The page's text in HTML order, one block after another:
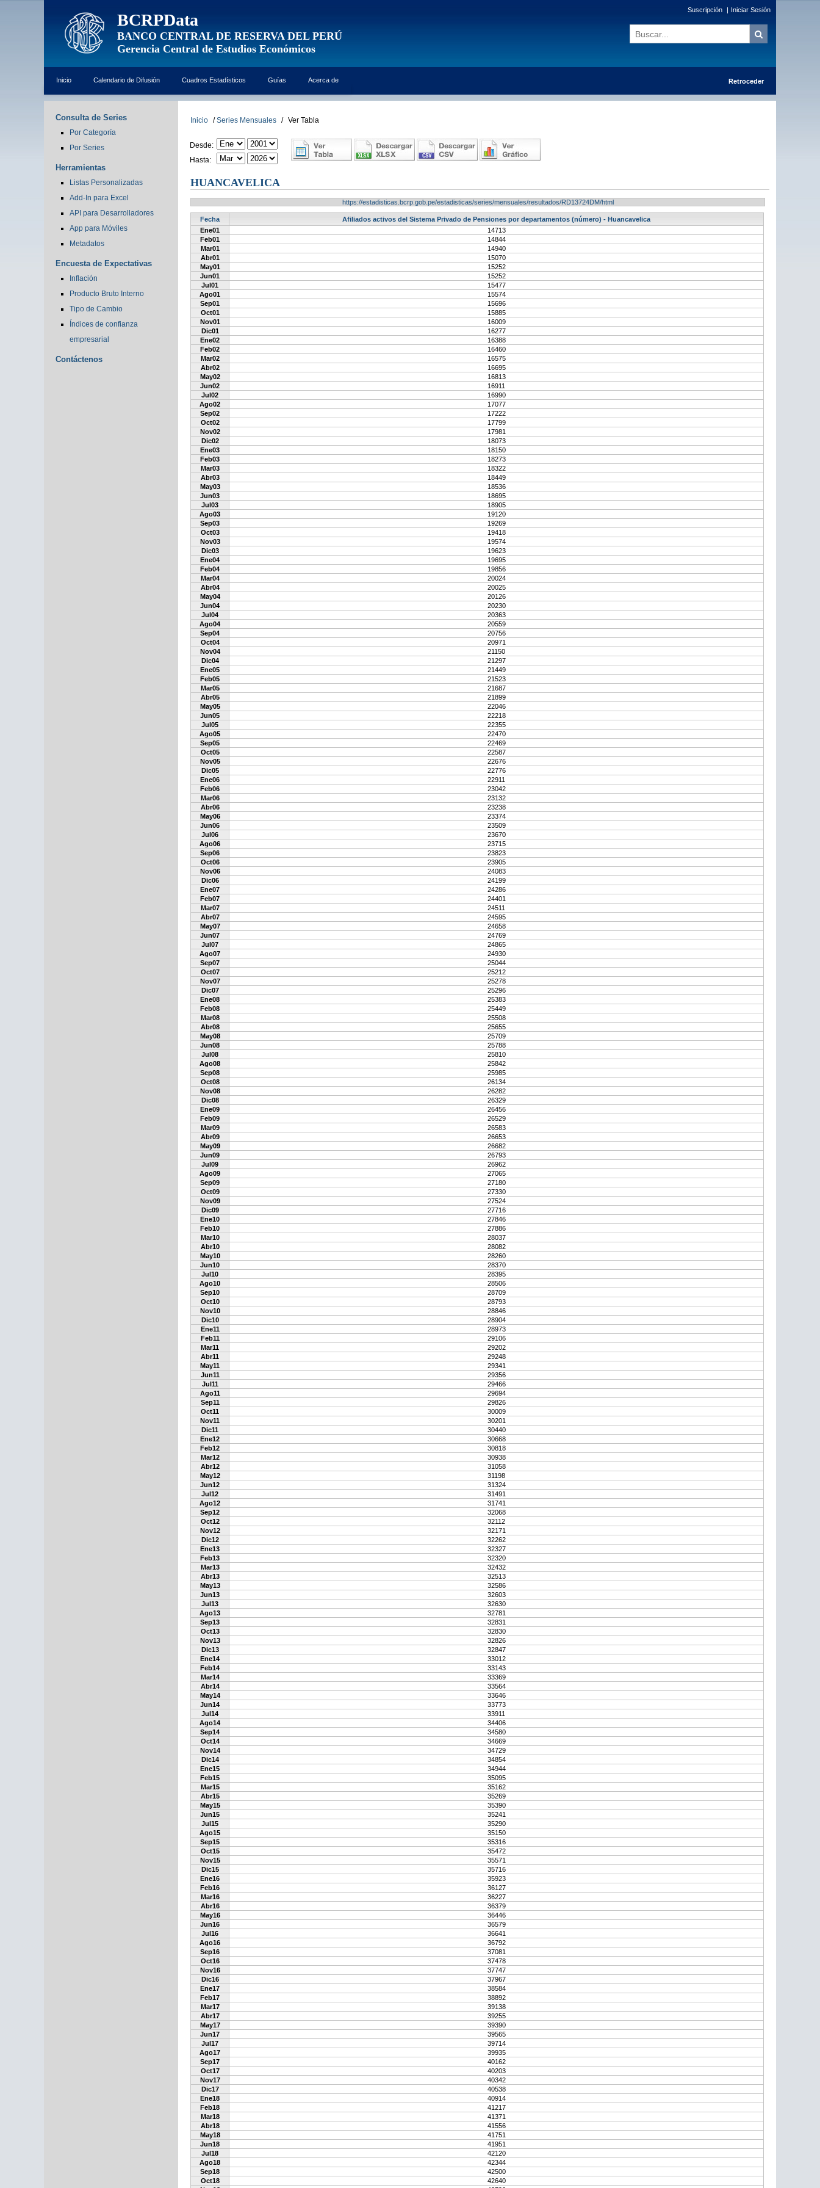
BCRPData
BANCO CENTRAL DE RESERVA DEL PERÚ
Gerencia Central de Estudios Económicos
Suscripción | Iniciar Sesión
Inicio Calendario de Difusión Cuadros Estadísticos Guías Acerca de Retroceder
Consulta de Series
Por Categoría
Por Series
Herramientas
Listas Personalizadas
Add-In para Excel
API para Desarrolladores
App para Móviles
Metadatos
Encuesta de Expectativas
Inflación
Producto Bruto Interno
Tipo de Cambio
Índices de confianza
empresarial
Contáctenos
Inicio / Series Mensuales / Ver Tabla
Desde:
Hasta:
HUANCAVELICA
https://estadisticas.bcrp.gob.pe/estadisticas/series/mensuales/resultados/RD13724DM/html
Fecha
Afiliados activos del Sistema Privado de Pensiones por departamentos (número) - Huancavelica
Ene01
14713
Feb01
14844
Mar01
14940
Abr01
15070
May01
15252
Jun01
15252
Jul01
15477
Ago01
15574
Sep01
15696
Oct01
15885
Nov01
16009
Dic01
16277
Ene02
16388
Feb02
16460
Mar02
16575
Abr02
16695
May02
16813
Jun02
16911
Jul02
16990
Ago02
17077
Sep02
17222
Oct02
17799
Nov02
17981
Dic02
18073
Ene03
18150
Feb03
18273
Mar03
18322
Abr03
18449
May03
18536
Jun03
18695
Jul03
18905
Ago03
19120
Sep03
19269
Oct03
19418
Nov03
19574
Dic03
19623
Ene04
19695
Feb04
19856
Mar04
20024
Abr04
20025
May04
20126
Jun04
20230
Jul04
20363
Ago04
20559
Sep04
20756
Oct04
20971
Nov04
21150
Dic04
21297
Ene05
21449
Feb05
21523
Mar05
21687
Abr05
21899
May05
22046
Jun05
22218
Jul05
22355
Ago05
22470
Sep05
22469
Oct05
22587
Nov05
22676
Dic05
22776
Ene06
22911
Feb06
23042
Mar06
23132
Abr06
23238
May06
23374
Jun06
23509
Jul06
23670
Ago06
23715
Sep06
23823
Oct06
23905
Nov06
24083
Dic06
24199
Ene07
24286
Feb07
24401
Mar07
24511
Abr07
24595
May07
24658
Jun07
24769
Jul07
24865
Ago07
24930
Sep07
25044
Oct07
25212
Nov07
25278
Dic07
25296
Ene08
25383
Feb08
25449
Mar08
25508
Abr08
25655
May08
25709
Jun08
25788
Jul08
25810
Ago08
25842
Sep08
25985
Oct08
26134
Nov08
26282
Dic08
26329
Ene09
26456
Feb09
26529
Mar09
26583
Abr09
26653
May09
26682
Jun09
26793
Jul09
26962
Ago09
27065
Sep09
27180
Oct09
27330
Nov09
27524
Dic09
27716
Ene10
27846
Feb10
27886
Mar10
28037
Abr10
28082
May10
28260
Jun10
28370
Jul10
28395
Ago10
28506
Sep10
28709
Oct10
28793
Nov10
28846
Dic10
28904
Ene11
28973
Feb11
29106
Mar11
29202
Abr11
29248
May11
29341
Jun11
29356
Jul11
29466
Ago11
29694
Sep11
29826
Oct11
30009
Nov11
30201
Dic11
30440
Ene12
30668
Feb12
30818
Mar12
30938
Abr12
31058
May12
31198
Jun12
31324
Jul12
31491
Ago12
31741
Sep12
32068
Oct12
32112
Nov12
32171
Dic12
32262
Ene13
32327
Feb13
32320
Mar13
32432
Abr13
32513
May13
32586
Jun13
32603
Jul13
32630
Ago13
32781
Sep13
32831
Oct13
32830
Nov13
32826
Dic13
32847
Ene14
33012
Feb14
33143
Mar14
33369
Abr14
33564
May14
33646
Jun14
33773
Jul14
33911
Ago14
34406
Sep14
34580
Oct14
34669
Nov14
34729
Dic14
34854
Ene15
34944
Feb15
35095
Mar15
35162
Abr15
35269
May15
35390
Jun15
35241
Jul15
35290
Ago15
35150
Sep15
35316
Oct15
35472
Nov15
35571
Dic15
35716
Ene16
35923
Feb16
36127
Mar16
36227
Abr16
36379
May16
36446
Jun16
36579
Jul16
36641
Ago16
36792
Sep16
37081
Oct16
37478
Nov16
37747
Dic16
37967
Ene17
38584
Feb17
38892
Mar17
39138
Abr17
39255
May17
39390
Jun17
39565
Jul17
39714
Ago17
39935
Sep17
40162
Oct17
40203
Nov17
40342
Dic17
40538
Ene18
40914
Feb18
41217
Mar18
41371
Abr18
41556
May18
41751
Jun18
41951
Jul18
42120
Ago18
42344
Sep18
42500
Oct18
42640